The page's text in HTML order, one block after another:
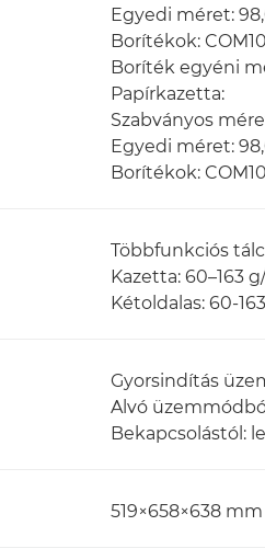
Egyedi méret:
Borítékok:
Boríték egyéni
Papírkazetta:
Szabványos
Egyedi méret:
Borítékok:
Többfunkciós
Kazetta: 60–163
Kétoldalas: 60-
Gyorsindítás
Alvó
Bekapcsolástól:
519×658×638 mm